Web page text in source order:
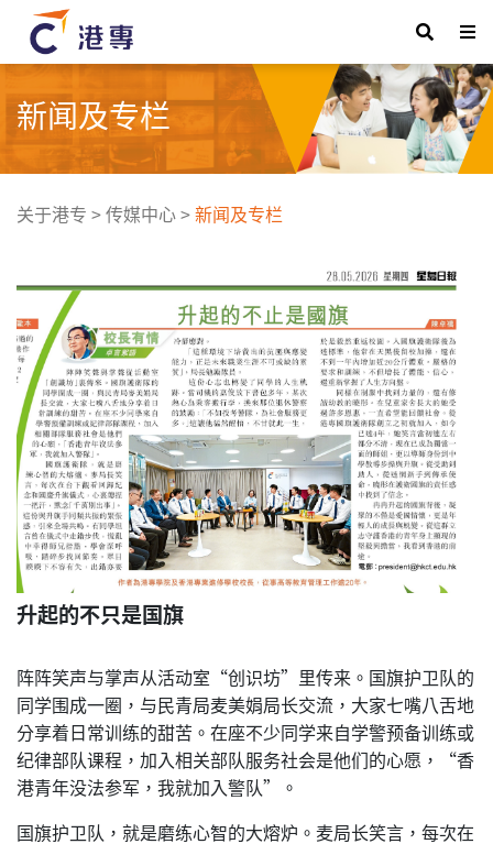
新闻及专栏
关于港专 >传媒中心>新闻及专栏
升起的不只是国旗
阵阵笑声与掌声从活动室“创识坊”里传来。国旗护卫队的
同学围成一圈，与民青局麦美娟局长交流，大家七嘴八舌地
分享着日常训练的甜苦。在座不少同学来自学警预备训练或
纪律部队课程，加入相关部队服务社会是他们的心愿，“香
港青年没法参军，我就加入警队”。
国旗护卫队，就是磨练心智的大熔炉。麦局长笑言，每次在